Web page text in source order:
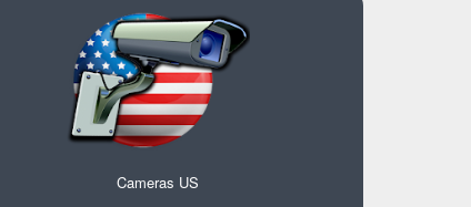
Cameras US